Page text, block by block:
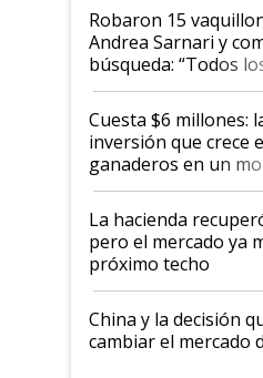
Robaron 15
Andrea Sarnari y
búsqueda: “Todos los
toca a algún
Cuesta $6 millones:
inversión que crece
ganaderos en un
histórico para la
La hacienda
pero el mercado ya
próximo techo
China y la decisión
cambiar el mercado